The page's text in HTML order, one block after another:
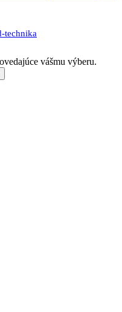
technika
vášmu výberu.